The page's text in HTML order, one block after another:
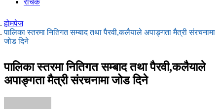
रोचक
होमपेज
पालिका स्तरमा नितिगत सम्बाद तथा पैरवी,कलैयाले अपाङ्गता मैत्री संरचनामा
जोड दिने
पालिका स्तरमा नितिगत सम्बाद तथा पैरवी,कलैयाले
अपाङ्गता मैत्री संरचनामा जोड दिने